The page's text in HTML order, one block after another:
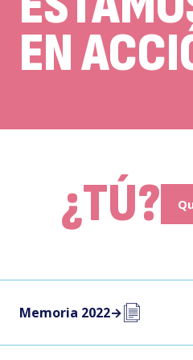
EN
¿TÚ?
Memoria 2022→